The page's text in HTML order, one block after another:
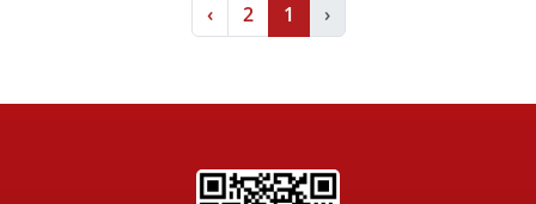
‹
1
2
›